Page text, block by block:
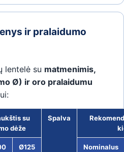
ir pralaidumo
lentelė su matmenimis,
Ø) ir oro pralaidumu
su
dėže
Spalva
Ø125
Nominalus